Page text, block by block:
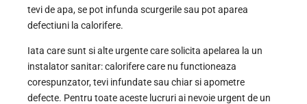
tevi de apa, se pot infunda scurgerile sau pot aparea
defectiuni la calorifere.
Iata care sunt si alte urgente care solicita apelarea la un
instalator sanitar: calorifere care nu functioneaza
corespunzator, tevi infundate sau chiar si apometre
defecte. Pentru toate aceste lucruri ai nevoie urgent de un